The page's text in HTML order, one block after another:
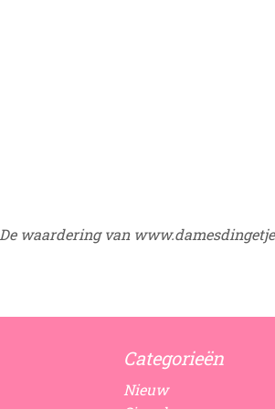
De waardering van
Categorieën
Nieuw